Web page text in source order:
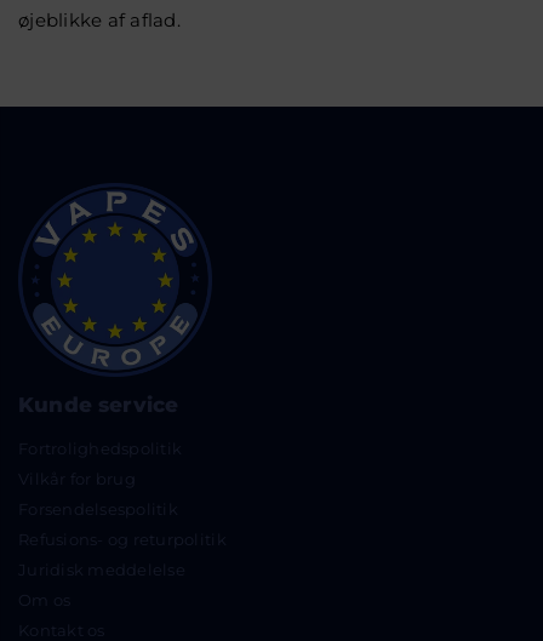
øjeblikke af aflad.
Kunde service
Fortrolighedspolitik
Vilkår for brug
Forsendelsespolitik
Refusions- og returpolitik
Juridisk meddelelse
Kontakt os